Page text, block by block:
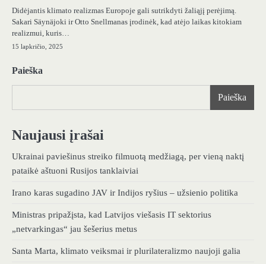
Didėjantis klimato realizmas Europoje gali sutrikdyti žaliąjį perėjimą.
Sakari Säynäjoki ir Otto Snellmanas įrodinėk, kad atėjo laikas kitokiam
realizmui, kuris…
15 lapkričio, 2025
Paieška
Paieška
Naujausi įrašai
Ukrainai paviešinus streiko filmuotą medžiagą, per vieną naktį
pataikė aštuoni Rusijos tanklaiviai
Irano karas sugadino JAV ir Indijos ryšius – užsienio politika
Ministras pripažįsta, kad Latvijos viešasis IT sektorius
„netvarkingas“ jau šešerius metus
Santa Marta, klimato veiksmai ir plurilateralizmo naujoji galia